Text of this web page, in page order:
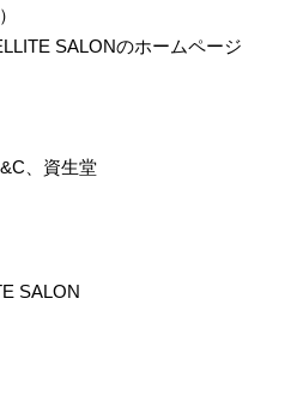
SALONのホームページ
、資生堂
SALON